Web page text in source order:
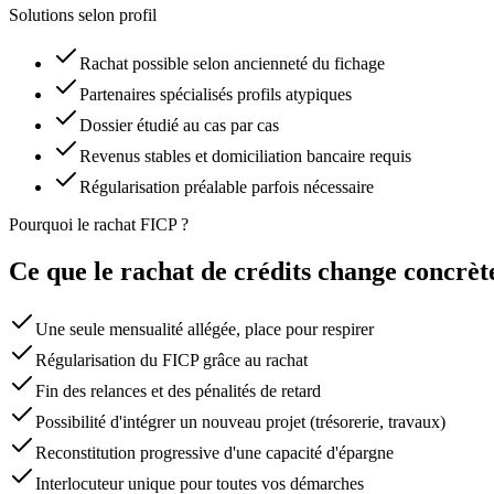
Solutions selon profil
Rachat possible selon ancienneté du fichage
Partenaires spécialisés profils atypiques
Dossier étudié au cas par cas
Revenus stables et domiciliation bancaire requis
Régularisation préalable parfois nécessaire
Pourquoi le rachat FICP ?
Ce que le rachat de crédits change
Une seule mensualité allégée, place pour respirer
Régularisation du FICP grâce au rachat
Fin des relances et des pénalités de retard
Possibilité d'intégrer un nouveau projet (trésorerie, travaux)
Reconstitution progressive d'une capacité d'épargne
Interlocuteur unique pour toutes vos démarches